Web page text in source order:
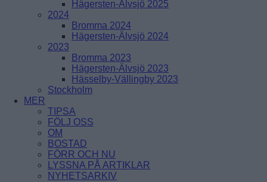
Enskede-Årsta-Vantör
BANDHAGEN
ENSKEDEFÄLTET
ENSKEDE GÅRD
GAMLA ENSKEDE
HAGSÄTRA
HÖGDALEN
JOHANNESHOV
RÅGSVED
STUREBY
ÅRSTA
ÖRBY
ÖSTBERGA
Farsta
Hägersten-Älvsjö 2025
2024
Bromma 2024
Hägersten-Älvsjö 2024
2023
Bromma 2023
Hägersten-Älvsjö 2023
Hässelby-Vällingby 2023
Stockholm
MER
TIPSA
FÖLJ OSS
OM
BOSTAD
FÖRR OCH NU
LYSSNA PÅ ARTIKLAR
NYHETSARKIV